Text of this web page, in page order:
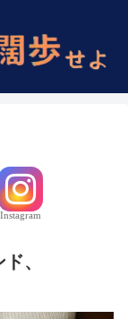
Instagram
、